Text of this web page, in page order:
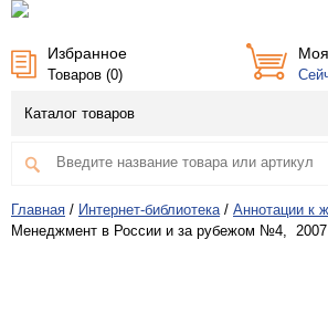
Избранное
Товаров (0)
Каталог товаров
Главная / Интернет-библиотека / Аннотации к
Менеджмент в России и за рубежом №4, 2007